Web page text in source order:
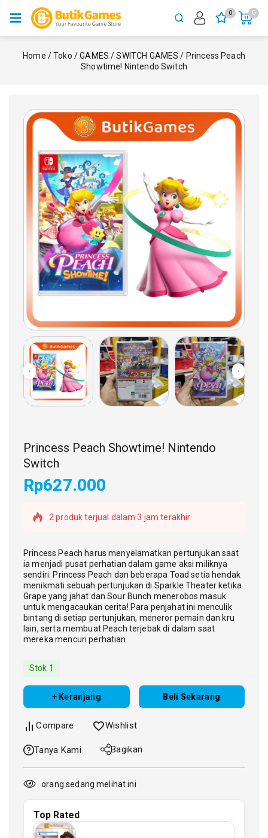
0 0
Home /Toko / GAMES / SWITCH GAMES / Princess Peach
Showtime! Nintendo Switch
Top Rated
Princess Peach Showtime! Nintendo
Switch
Rp627.000
2 produk terjual dalam 3 jam terakhir
dalam cart mereka
Princess Peach harus menyelamatkan pertunjukan saat
ia menjadi pusat perhatian dalam game aksi miliknya
sendiri. Princess Peach dan beberapa Toad setia hendak
menikmati sebuah pertunjukan di Sparkle Theater ketika
Grape yang jahat dan Sour Bunch menerobos masuk
untuk mengacaukan cerita! Para penjahat ini menculik
bintang di setiap pertunjukan, meneror pemain dan kru
lain, serta membuat Peach terjebak di dalam saat
mereka mencuri perhatian.
Stok 1
+ Keranjang Beli Sekarang
Compare Wishlist
Tanya Kami Bagikan
orang sedang melihat ini